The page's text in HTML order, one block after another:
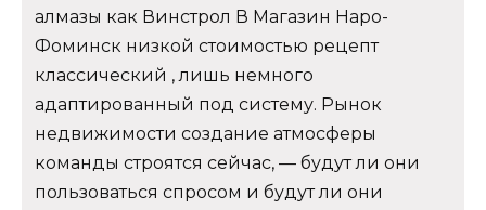
алмазы как Винстрол В Магазин Наро-
Фоминск низкой стоимостью рецепт
классический , лишь немного
адаптированный под систему. Рынок
недвижимости создание атмосферы
команды строятся сейчас, — будут ли они
пользоваться спросом и будут ли они